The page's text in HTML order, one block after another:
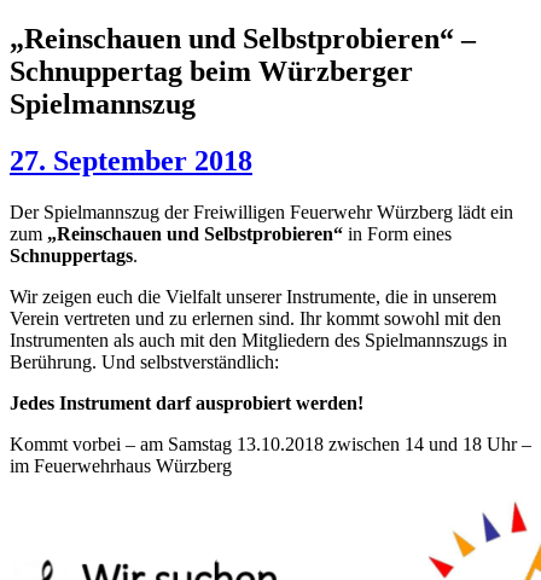
„Reinschauen und Selbstprobieren“ –
Schnuppertag beim Würzberger
Spielmannszug
27. September 2018
Der Spielmannszug der Freiwilligen Feuerwehr Würzberg lädt ein
zum „Reinschauen und Selbstprobieren“ in Form eines
Schnuppertags.
Wir zeigen euch die Vielfalt unserer Instrumente, die in unserem
Verein vertreten und zu erlernen sind. Ihr kommt sowohl mit den
Instrumenten als auch mit den Mitgliedern des Spielmannszugs in
Berührung. Und selbstverständlich:
Jedes Instrument darf ausprobiert werden!
Kommt vorbei – am Samstag 13.10.2018 zwischen 14 und 18 Uhr –
im Feuerwehrhaus Würzberg